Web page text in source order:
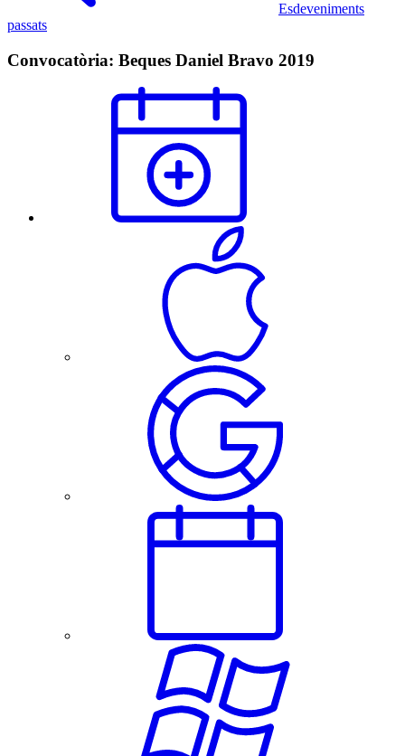
Esdeveniments
passats
Convocatòria: Beques Daniel Bravo 2019